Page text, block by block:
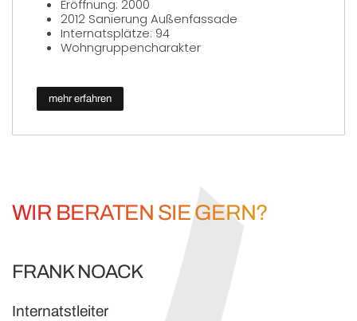
Eröffnung: 2000
2012 Sanierung Außenfassade
Internatsplätze: 94
Wohngruppencharakter
mehr erfahren
WIR BERATEN SIE GERN?
FRANK NOACK
Internatstleiter